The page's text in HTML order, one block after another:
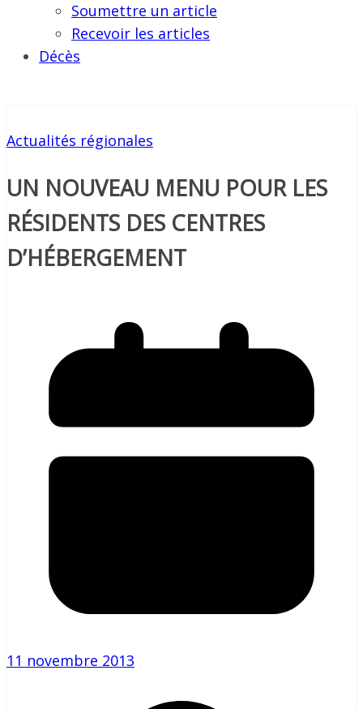
Soumettre un article
Recevoir les articles
Décès
Actualités régionales
UN NOUVEAU MENU POUR LES
RÉSIDENTS DES CENTRES
D’HÉBERGEMENT
11 novembre 2013